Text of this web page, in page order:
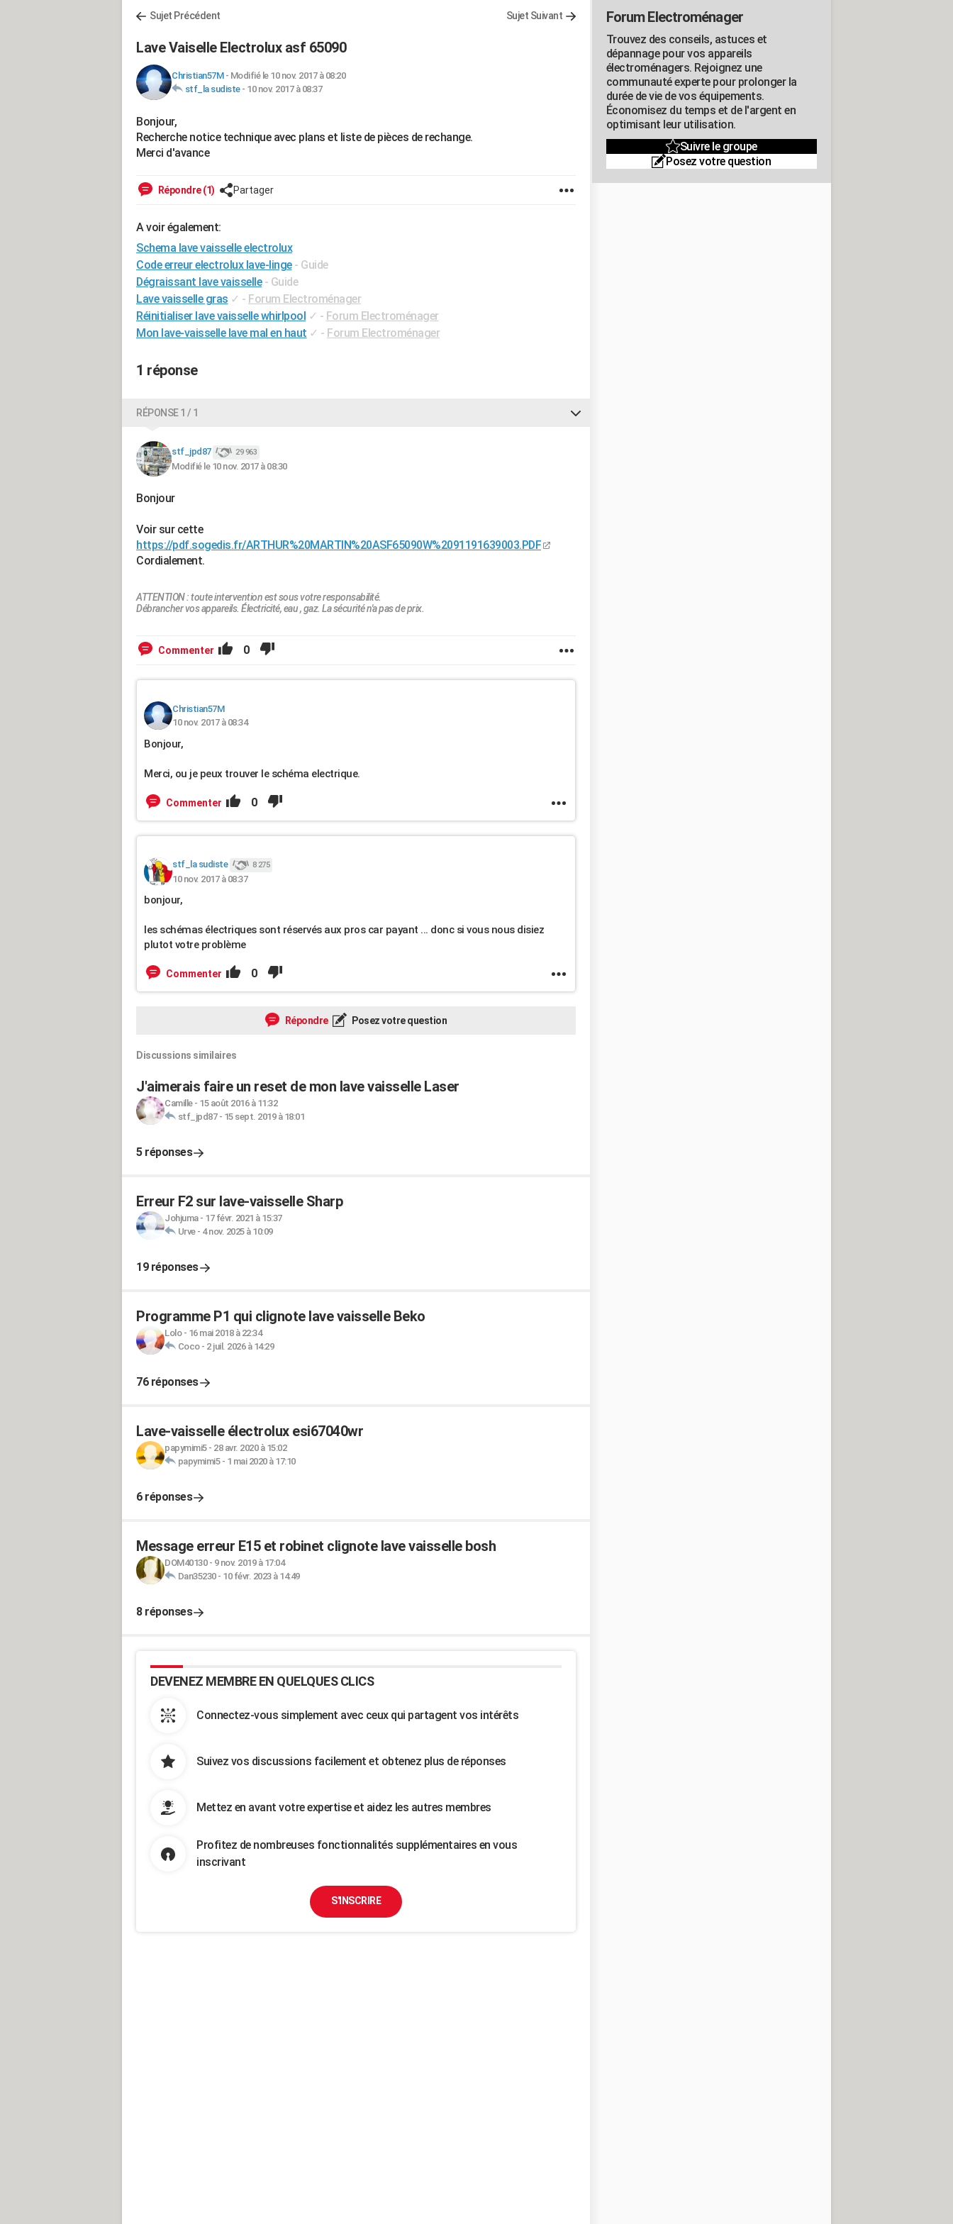
Sujet Précédent Sujet Suivant
Lave Vaiselle Electrolux asf 65090
Christian57M- Modifié le 10 nov. 2017 à 08:20
stf_la sudiste- 10 nov. 2017 à 08:37
Bonjour,
Recherche notice technique avec plans et liste de pièces de rechange.
Merci d'avance
Répondre (1) Partager
A voir également:
Schema lave vaisselle electrolux
Code erreur electrolux lave-linge - Guide
Dégraissant lave vaisselle - Guide
Lave vaisselle gras ✓ - Forum Electroménager
Réinitialiser lave vaisselle whirlpool ✓ - Forum Electroménager
Mon lave-vaisselle lave mal en haut ✓ - Forum Electroménager
1 réponse
RÉPONSE 1 / 1
stf_jpd87 29 963
Modifié le 10 nov. 2017 à 08:30
Bonjour
Voir sur cette
https://pdf.sogedis.fr/ARTHUR%20MARTIN%20ASF65090W%2091191639003.PDF
Cordialement.
ATTENTION : toute intervention est sous votre responsabilité.
Débrancher vos appareils. Électricité, eau , gaz. La sécurité n'a pas de prix.
Commenter 0
Christian57M
10 nov. 2017 à 08:34
Bonjour,
Merci, ou je peux trouver le schéma electrique.
Commenter 0
stf_la sudiste 8 275
10 nov. 2017 à 08:37
bonjour,
les schémas électriques sont réservés aux pros car payant ... donc si vous nous disiez
plutot votre problème
Commenter 0
Répondre Posez votre question
Discussions similaires
J'aimerais faire un reset de mon lave vaisselle Laser
Camille- 15 août 2016 à 11:32
stf_jpd87- 15 sept. 2019 à 18:01
5 réponses
Erreur F2 sur lave-vaisselle Sharp
Johjuma- 17 févr. 2021 à 15:37
Urve- 4 nov. 2025 à 10:09
19 réponses
Programme P1 qui clignote lave vaisselle Beko
Lolo- 16 mai 2018 à 22:34
Coco- 2 juil. 2026 à 14:29
76 réponses
Lave-vaisselle électrolux esi67040wr
papymimi5- 28 avr. 2020 à 15:02
papymimi5- 1 mai 2020 à 17:10
6 réponses
Message erreur E15 et robinet clignote lave vaisselle bosh
DOM40130- 9 nov. 2019 à 17:04
Dan35230- 10 févr. 2023 à 14:49
8 réponses
DEVENEZ MEMBRE EN QUELQUES CLICS
Connectez-vous simplement avec ceux qui partagent vos intérêts
Suivez vos discussions facilement et obtenez plus de réponses
Mettez en avant votre expertise et aidez les autres membres
Profitez de nombreuses fonctionnalités supplémentaires en vous
inscrivant
S'INSCRIRE
Forum Electroménager
Trouvez des conseils, astuces et
dépannage pour vos appareils
électroménagers. Rejoignez une
communauté experte pour prolonger la
durée de vie de vos équipements.
Économisez du temps et de l'argent en
optimisant leur utilisation.
Suivre le groupe
Posez votre question